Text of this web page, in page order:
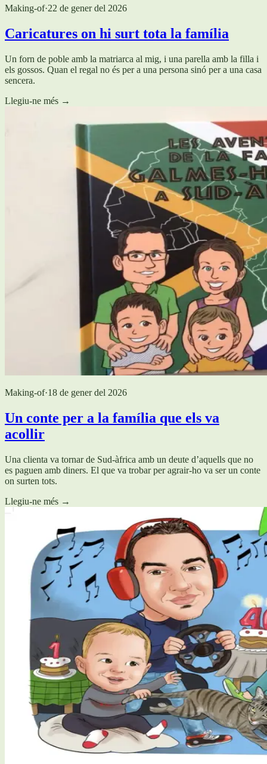
Making-of·22 de gener del 2026
Caricatures on hi surt tota la família
Un forn de poble amb la matriarca al mig, i una parella amb la filla i
els gossos. Quan el regal no és per a una persona sinó per a una casa
sencera.
Llegiu-ne més →
Making-of·18 de gener del 2026
Un conte per a la família que els va
acollir
Una clienta va tornar de Sud-àfrica amb un deute d’aquells que no
es paguen amb diners. El que va trobar per agrair-ho va ser un conte
on surten tots.
Llegiu-ne més →